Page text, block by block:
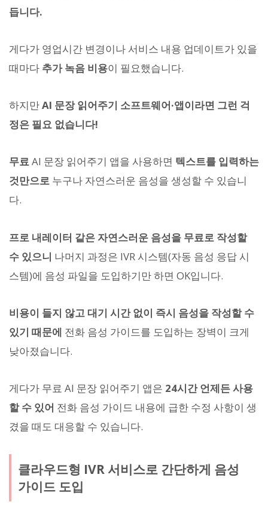
듭니다.
게다가 영업시간 변경이나 서비스 내용 업데이트가 있을
때마다 추가 녹음 비용이 필요했습니다.
하지만AI 문장 읽어주기 소프트웨어·앱이라면 그런 걱
정은 필요 없습니다!
무료AI 문장 읽어주기 앱을 사용하면 텍스트를 입력하는
것만으로 누구나 자연스러운 음성을 생성할 수 있습니
다.
프로 내레이터 같은 자연스러운 음성을 무료로 작성할
수 있으니 나머지 과정은 IVR 시스템(자동 음성 응답 시
스템)에 음성 파일을 도입하기만 하면 OK입니다.
비용이 들지 않고 대기 시간 없이 즉시 음성을 작성할 수
있기 때문에 전화 음성 가이드를 도입하는 장벽이 크게
낮아졌습니다.
게다가 무료 AI 문장 읽어주기 앱은 24시간 언제든 사용
할 수 있어 전화 음성 가이드 내용에 급한 수정 사항이 생
겼을 때도 대응할 수 있습니다.
클라우드형 IVR 서비스로 간단하게 음성
가이드 도입